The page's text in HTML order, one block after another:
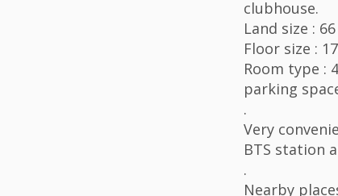
clubhouse.
Land size :
Floor size :
Room type :
parking
.
Very
BTS station
.
Nearby